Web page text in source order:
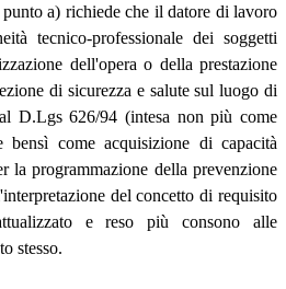
a) richiede che il datore di lavoro
tecnico-professionale dei soggetti
dell'opera o della prestazione
di sicurezza e salute sul luogo di
D.Lgs 626/94 (intesa non più come
bensì come acquisizione di capacità
la programmazione della prevenzione
del concetto di requisito
e reso più consono alle
stesso.